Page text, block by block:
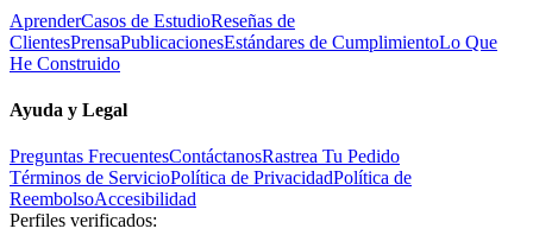
AprenderCasos de EstudioReseñas de
ClientesPrensaPublicacionesEstándares de CumplimientoLo Que
He Construido
Ayuda y Legal
Preguntas FrecuentesContáctanosRastrea Tu Pedido
Términos de ServicioPolítica de PrivacidadPolítica de
ReembolsoAccesibilidad
Perfiles verificados: